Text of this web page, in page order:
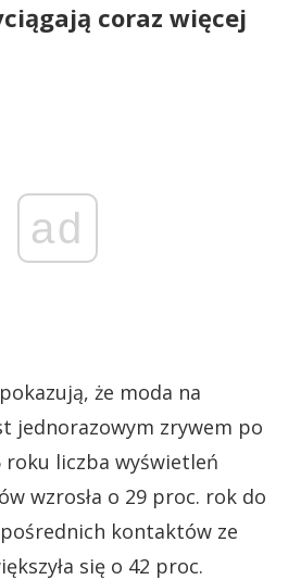
coraz więcej
ad
że moda na
jednorazowym zrywem po
roku liczba wyświetleń
wzrosła o 29 proc. rok do
kontaktów ze
się o 42 proc.